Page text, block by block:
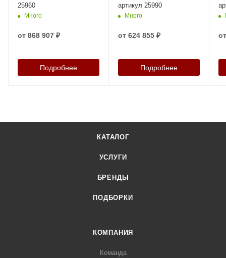
25960
Много
от 868 907 ₽
Подробнее
артикул 25990
Много
от 624 855 ₽
Подробнее
КАТАЛОГ
УСЛУГИ
БРЕНДЫ
ПОДБОРКИ
КОМПАНИЯ
Команда